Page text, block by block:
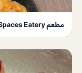
مطعم Spaces Eatery دبي (الاسعار + المنيو + الموقع)